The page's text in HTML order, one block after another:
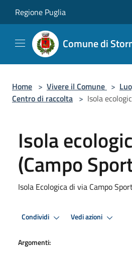
Regione Puglia
Comune di
Home > Vivere il Comune >
Centro di raccolta > Isola
Isola
(Campo
Isola Ecologica di via Campo
Condividi Vedi azioni
Argomenti: